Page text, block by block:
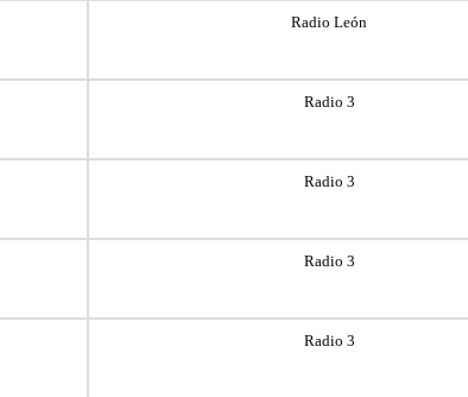
Radio León
Radio 3
Radio 3
Radio 3
Radio 3